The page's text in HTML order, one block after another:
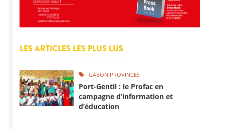
LES ARTICLES LES PLUS LUS
GABON PROVINCES
Port-Gentil : le Profac en
campagne d’information et
d’éducation